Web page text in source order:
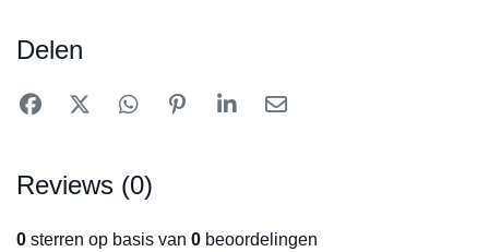
Delen
Reviews (0)
0 sterren op basis van 0 beoordelingen